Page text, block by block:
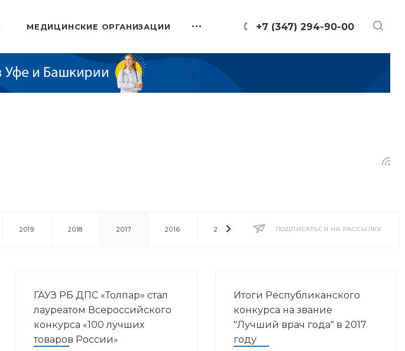
+7 (347) 294-90-00
МЕДИЦИНСКИЕ ОРГАНИЗАЦИИ
ПОДПИСАТЬСЯ НА РАССЫЛКУ
2019 2018 2017 2016 2014 2013 2012 2011
ГАУЗ РБ ДПС «Толпар» стал
лауреатом Всероссийского
конкурса «100 лучших
товаров России»
Итоги Республиканского
конкурса на звание
"Лучший врач года" в 2017
году